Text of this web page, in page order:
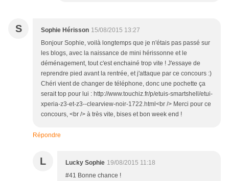
S Sophie Hérisson 15/08/2015 13:27
Bonjour Sophie, voilà longtemps que je n'étais pas passé sur
les blogs, avec la naissance de mini hérissonne et le
déménagement, tout c'est enchainé trop vite ! J'essaye de
reprendre pied avant la rentrée, et j'attaque par ce concours :)
Chéri vient de changer de téléphone, donc une pochette ça
serait top pour lui : http://www.touchiz.fr/p/etuis-smartshell/etui-
xperia-z3-et-z3--clearview-noir-1722.html<br /> Merci pour ce
concours, <br /> à très vite, bises et bon week end !
Répondre
L Lucky Sophie 19/08/2015 11:18
#41 Bonne chance !